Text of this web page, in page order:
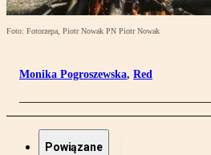
Foto: Fotorzepa, Piotr Nowak PN Piotr Nowak
Monika Pogroszewska, Red
Powiązane